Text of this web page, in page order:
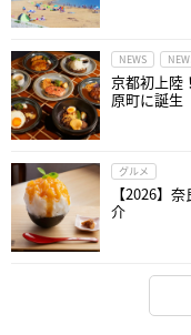
NEWS
京都初上陸
原町に誕生
グルメ
【2026】
介